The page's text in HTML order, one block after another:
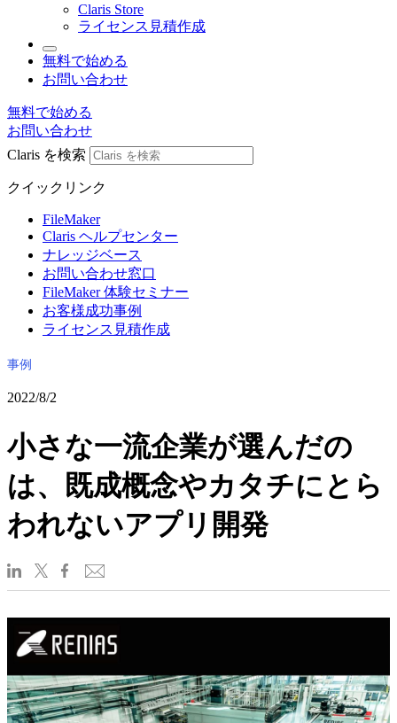
Claris Store
ライセンス見積作成
無料で始める
お問い合わせ
無料で始める
お問い合わせ
Claris を検索
クイックリンク
FileMaker
Claris ヘルプセンター
ナレッジベース
お問い合わせ窓口
FileMaker 体験セミナー
お客様成功事例
ライセンス見積作成
事例
2022/8/2
小さな一流企業が選んだの
は、既成概念やカタチにとら
われないアプリ開発